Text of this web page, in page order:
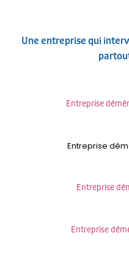
Une entreprise qui
Entreprise
Entreprise
Entreprise
Entreprise